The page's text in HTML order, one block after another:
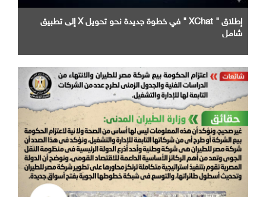
إطلاق " XChat " في خطوة جديدة نحو تحويل X إلى تطبيق
شامل